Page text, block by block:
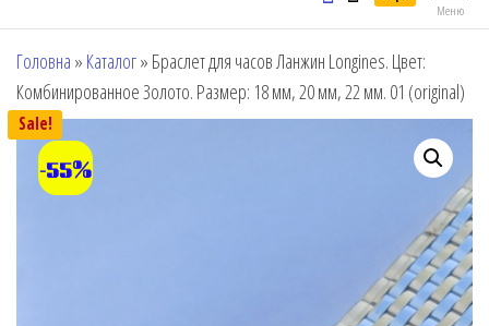
Меню
Головна » Каталог» Браслет для часов Ланжин Longines. Цвет:
Комбинированное Золото. Размер: 18 мм, 20 мм, 22 мм. 01 (original)
Sale!
-55%